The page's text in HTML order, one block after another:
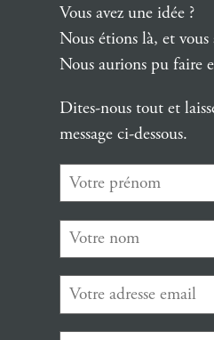
Vous avez une idée ?
Nous étions là, et
Nous aurions pu faire
Dites-nous tout et
message ci-dessous.